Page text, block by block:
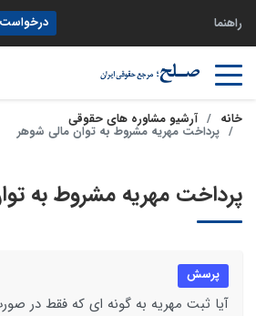
راهنما
خانه آرشیو مشاوره های حقوقی
پرداخت مهریه مشروط به توان مالی شوهر
پرداخت مهریه مشروط به
پرسش
آیا ثبت مهریه به گونه ای که فقط در